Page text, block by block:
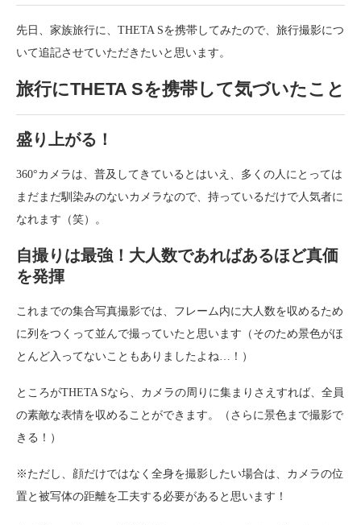
先日、家族旅行に、THETA Sを携帯してみたので、旅行撮影につ
いて追記させていただきたいと思います。
旅行にTHETA Sを携帯して気づいたこと
盛り上がる！
360°カメラは、普及してきているとはいえ、多くの人にとっては
まだまだ馴染みのないカメラなので、持っているだけで人気者に
なれます（笑）。
自撮りは最強！大人数であればあるほど真価
を発揮
これまでの集合写真撮影では、フレーム内に大人数を収めるため
に列をつくって並んで撮っていたと思います（そのため景色がほ
とんど入ってないこともありましたよね…！）
ところがTHETA Sなら、カメラの周りに集まりさえすれば、全員
の素敵な表情を収めることができます。（さらに景色まで撮影で
きる！）
※ただし、顔だけではなく全身を撮影したい場合は、カメラの位
置と被写体の距離を工夫する必要があると思います！